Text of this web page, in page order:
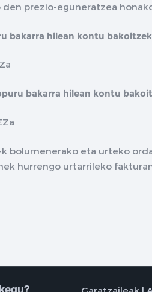
prezio-eguneratzea
bakarra hilean kontu
bakarra hilean kontu
k bolumenerako eta urteko
hurrengo urtarrileko